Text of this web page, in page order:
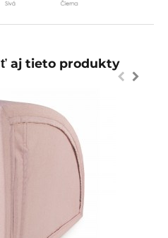
aj tieto produkty